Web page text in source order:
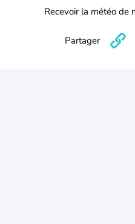
Recevoir la météo de
Partager